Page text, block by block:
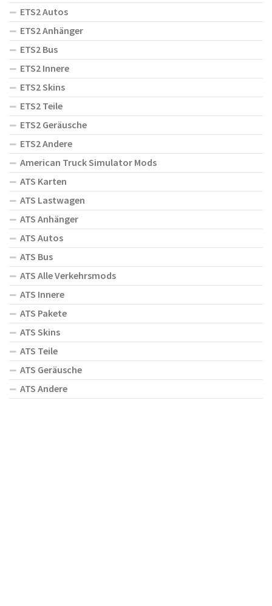
ETS2 Autos
ETS2 Anhänger
ETS2 Bus
ETS2 Innere
ETS2 Skins
ETS2 Teile
ETS2 Geräusche
ETS2 Andere
American Truck Simulator Mods
ATS Karten
ATS Lastwagen
ATS Anhänger
ATS Autos
ATS Bus
ATS Alle Verkehrsmods
ATS Innere
ATS Pakete
ATS Skins
ATS Teile
ATS Geräusche
ATS Andere